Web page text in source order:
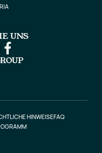
UNS
HINWEISEFAQ